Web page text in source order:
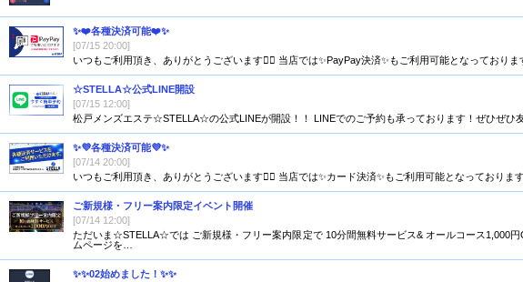
✨❤️各種決済可能❤️✨
[07/15 20:00]
いつもご利用頂き、ありがとうございます🙇‍♂️ 当店では✨PayPay決済✨もご利用可能となっており
☆STELLA☆公式LINE開設
[07/15 12:00]
松戸メンズエステ☆STELLA☆の公式LINEが開設！！ LINEでのご予約も承っております！ぜひぜひ
✨💜各種決済可能💜✨
[07/14 20:00]
いつもご利用頂き、ありがとうございます🙇‍♂️ 当店では✨カード決済✨もご利用可能となっておりま
ご新規様・フリー案内限定イベント開催
[07/14 12:00]
ただいま☆STELLA☆では ご新規様・フリー案内限定で 10分間無料サービス& オールコース1,000
ムページを…
✨✨02始めました！✨✨